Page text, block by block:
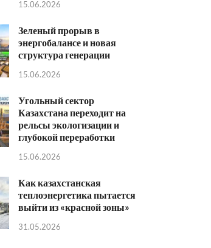
15.06.2026
Зеленый прорыв в
энергобалансе и новая
структура генерации
15.06.2026
Угольный сектор
Казахстана переходит на
рельсы экологизации и
глубокой переработки
15.06.2026
Как казахстанская
теплоэнергетика пытается
выйти из «красной зоны»
31.05.2026